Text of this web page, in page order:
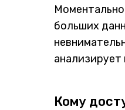
больших
Кому